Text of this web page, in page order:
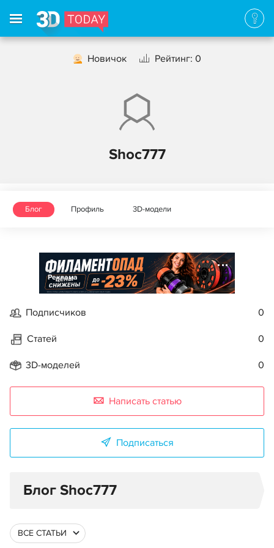
Новичок Рейтинг: 0
Shoc777
Блог Профиль 3D-модели
Реклама
Подписчиков 0
Статей 0
3D-моделей 0
Написать статью
Подписаться
Блог Shoc777
ВСЕ СТАТЬИ